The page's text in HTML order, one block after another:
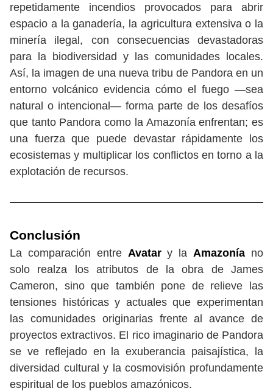
repetidamente incendios provocados para abrir
espacio a la ganadería, la agricultura extensiva o la
minería ilegal, con consecuencias devastadoras
para la biodiversidad y las comunidades locales.
Así, la imagen de una nueva tribu de Pandora en un
entorno volcánico evidencia cómo el fuego —sea
natural o intencional— forma parte de los desafíos
que tanto Pandora como la Amazonía enfrentan; es
una fuerza que puede devastar rápidamente los
ecosistemas y multiplicar los conflictos en torno a la
explotación de recursos.
Conclusión
La comparación entre Avatary laAmazonía no
solo realza los atributos de la obra de James
Cameron, sino que también pone de relieve las
tensiones históricas y actuales que experimentan
las comunidades originarias frente al avance de
proyectos extractivos. El rico imaginario de Pandora
se ve reflejado en la exuberancia paisajística, la
diversidad cultural y la cosmovisión profundamente
espiritual de los pueblos amazónicos.